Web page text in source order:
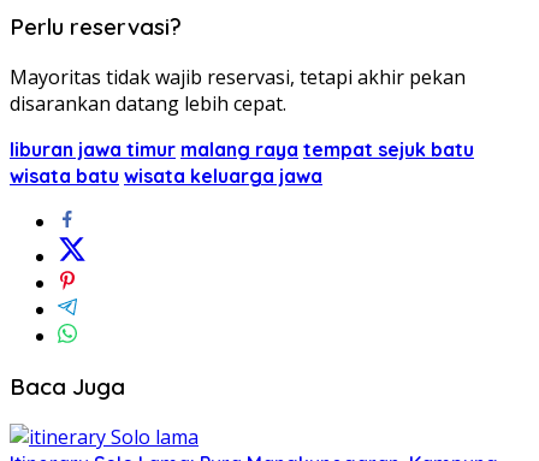
Perlu reservasi?
Mayoritas tidak wajib reservasi, tetapi akhir pekan
disarankan datang lebih cepat.
liburan jawa timur malang raya tempat sejuk batu
wisata batu wisata keluarga jawa
Baca Juga